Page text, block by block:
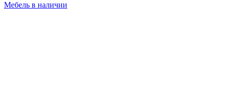
Мебель в наличии